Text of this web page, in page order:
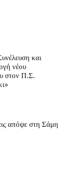
και
νέου
στον Π.Σ.
απόψε στη Σάμη